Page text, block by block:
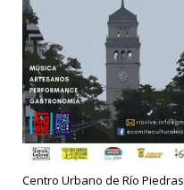
Centro Urbano de Río Piedras